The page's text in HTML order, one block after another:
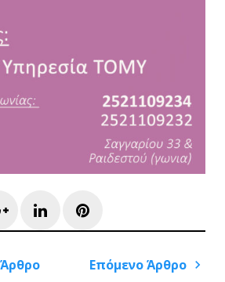
Google+LinkedInPinterest
Επόμενο Άρθρο